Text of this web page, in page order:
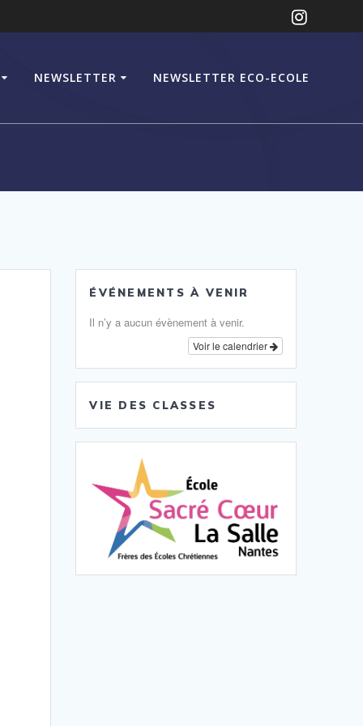
NEWSLETTER NEWSLETTER ECO-ECOLE
ÉVÉNEMENTS À VENIR
Il n’y a aucun évènement à venir.
Voir le calendrier
VIE DES CLASSES